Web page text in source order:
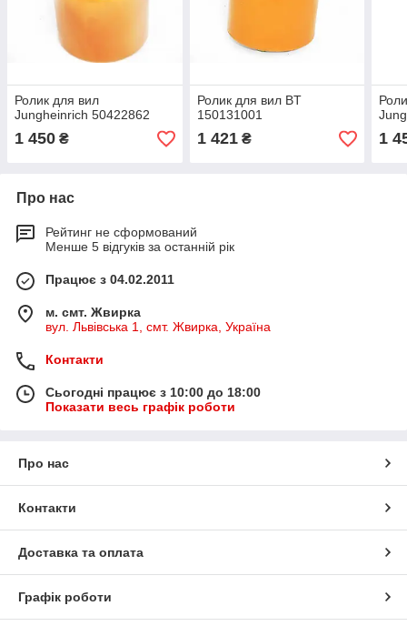
Ролик для вил
Jungheinrich 50422862
1 450 ₴
Ролик для вил BT
150131001
1 421₴ 1
Про нас
Рейтинг не сформований
Менше 5 відгуків за останній рік
Працює з 04.02.2011
м. смт. Жвирка
вул. Львівська 1, смт. Жвирка, Україна
Контакти
Сьогодні працює з 10:00 до 18:00
Показати весь графік роботи
Про нас
Контакти
Доставка та оплата
Графік роботи